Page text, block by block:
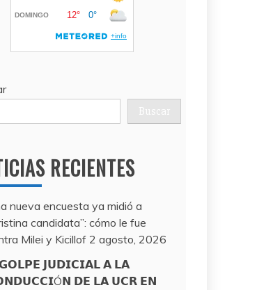
Buscar
RECIENTES
nueva encuesta ya midió a
candidata”: cómo le fue
Milei y Kicillof 2 agosto, 2026
𝗝𝗨𝗗𝗜𝗖𝗜𝗔𝗟 𝗔 𝗟𝗔
𝗗𝗘 𝗟𝗔 𝗨𝗖𝗥 𝗘𝗡